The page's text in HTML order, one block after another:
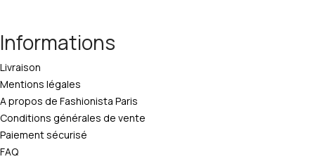
Informations
Livraison
Mentions légales
A propos de Fashionista Paris
Conditions générales de vente
Paiement sécurisé
FAQ